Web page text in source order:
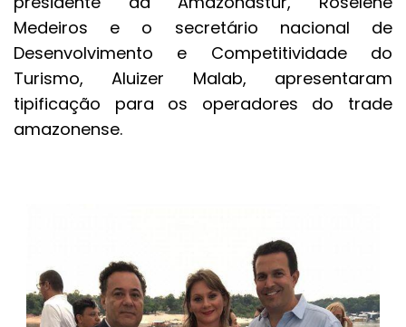
Medeiros e o secretário nacional de
Desenvolvimento e Competitividade do
Turismo, Aluizer Malab, apresentaram
tipificação para os operadores do trade
amazonense.